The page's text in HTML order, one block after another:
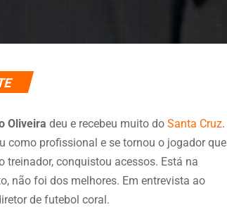
Oliveira deu e recebeu muito doSanta Cruz.
como profissional e se tornou o jogador que
conquistou acessos. Está na
não foi dos melhores. Em entrevista ao
de futebol coral.